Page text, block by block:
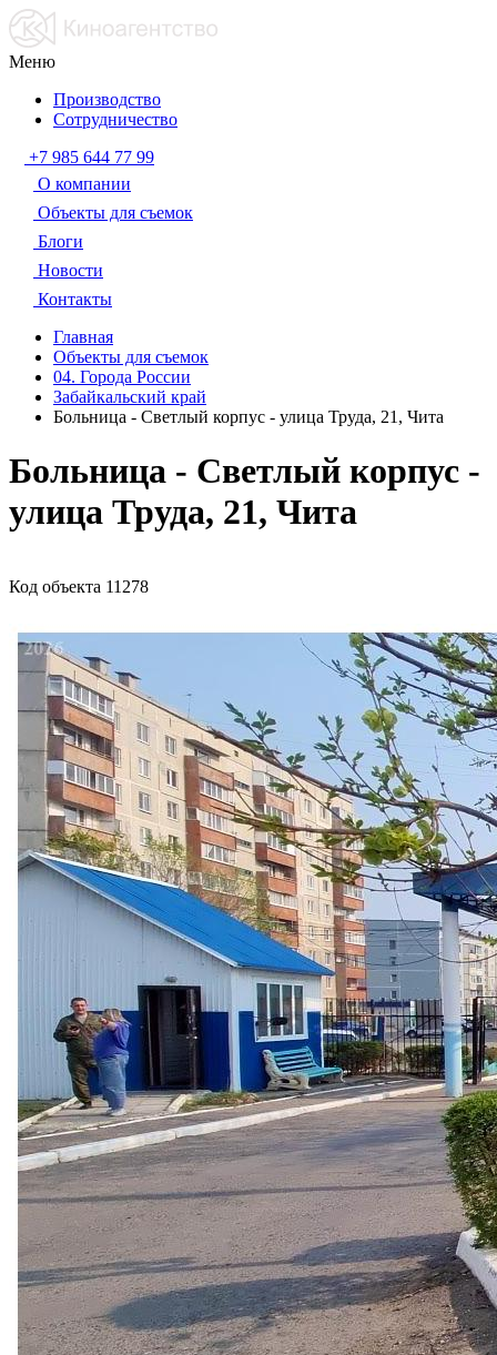
Меню
Производство
Сотрудничество
+7 985 644 77 99
О компании
Объекты для съемок
Блоги
Новости
Контакты
Главная
Объекты для съемок
04. Города России
Забайкальский край
Больница - Светлый корпус - улица Труда, 21, Чита
Больница - Светлый корпус -
улица Труда, 21, Чита
Код объекта 11278